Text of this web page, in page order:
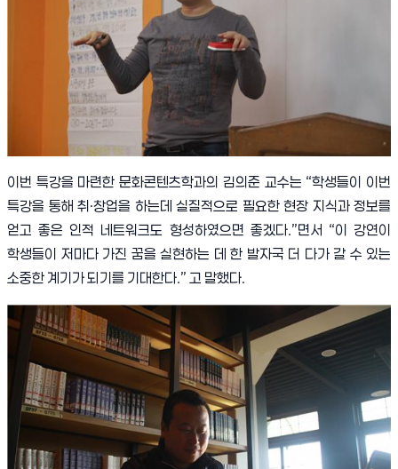
이번 특강을 마련한 문화콘텐츠학과의 김의준 교수는 “학생들이 이번
특강을 통해 취 ·창업을 하는데 실질적으로 필요한 현장 지식과 정보를
얻고 좋은 인적 네트워크도 형성하였으면 좋겠다.”면서 “이 강연이
학생들이 저마다 가진 꿈을 실현하는 데 한 발자국 더 다가 갈 수 있는
소중한 계기가 되기를 기대한다.” 고 말했다.